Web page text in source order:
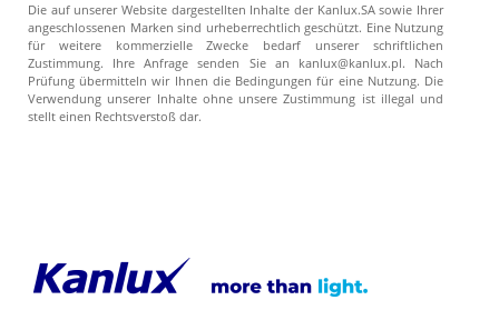
Die auf unserer Website dargestellten Inhalte der Kanlux.SA sowie Ihrer
angeschlossenen Marken sind urheberrechtlich geschützt. Eine Nutzung
für weitere kommerzielle Zwecke bedarf unserer schriftlichen
Zustimmung. Ihre Anfrage senden Sie an kanlux@kanlux.pl. Nach
Prüfung übermitteln wir Ihnen die Bedingungen für eine Nutzung. Die
Verwendung unserer Inhalte ohne unsere Zustimmung ist illegal und
stellt einen Rechtsverstoß dar.